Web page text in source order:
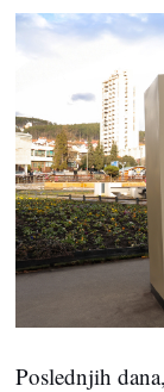
Poslednjih